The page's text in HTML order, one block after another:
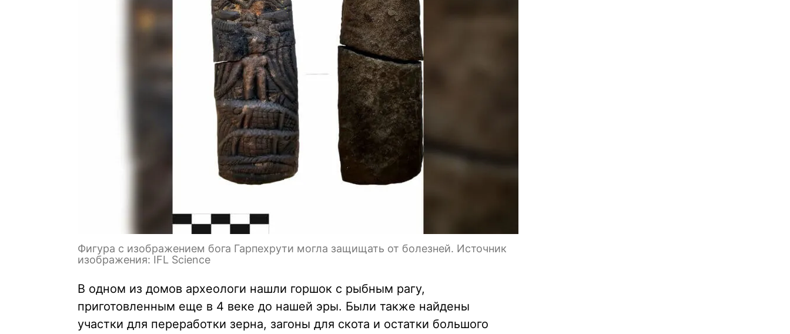
Фигура с изображением бога Гарпехрути могла защищать от болезней. Источник
изображения: IFL Science
В одном из домов археологи нашли горшок с рыбным рагу,
приготовленным еще в 4 веке до нашей эры. Были также найдены
участки для переработки зерна, загоны для скота и остатки большого